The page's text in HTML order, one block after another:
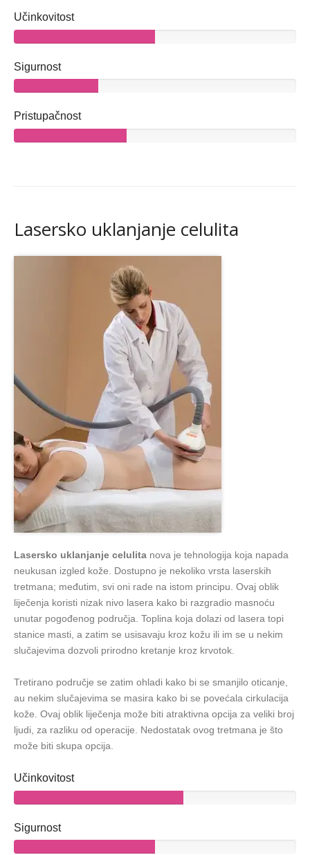
Učinkovitost
Sigurnost
Pristupačnost
Lasersko uklanjanje celulita
Lasersko uklanjanje celulita nova je tehnologija koja napada
neukusan izgled kože. Dostupno je nekoliko vrsta laserskih
tretmana; međutim, svi oni rade na istom principu. Ovaj oblik
liječenja koristi nizak nivo lasera kako bi razgradio masnoću
unutar pogođenog područja. Toplina koja dolazi od lasera topi
stanice masti, a zatim se usisavaju kroz kožu ili im se u nekim
slučajevima dozvoli prirodno kretanje kroz krvotok.
Tretirano područje se zatim ohladi kako bi se smanjilo oticanje,
au nekim slučajevima se masira kako bi se povećala cirkulacija
kože. Ovaj oblik liječenja može biti atraktivna opcija za veliki broj
ljudi, za razliku od operacije. Nedostatak ovog tretmana je što
može biti skupa opcija.
Učinkovitost
Sigurnost